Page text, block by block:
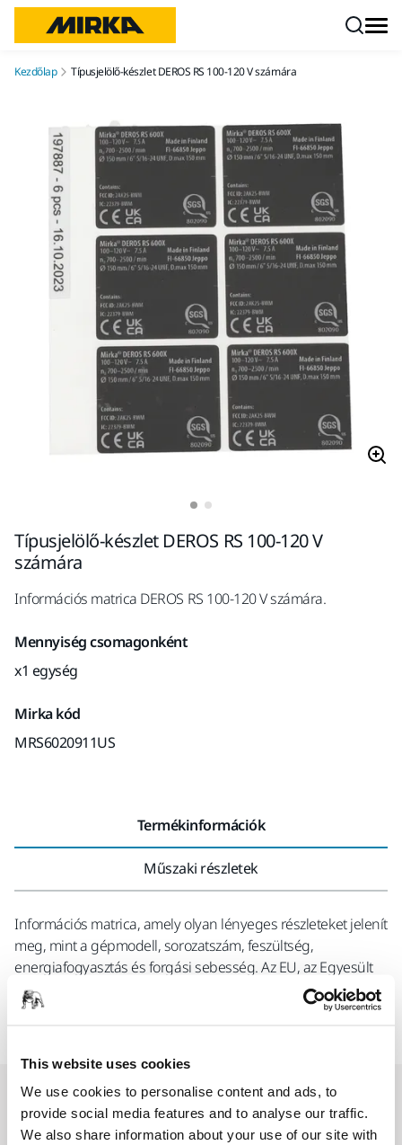
This website uses cookies
We use cookies to personalise content and ads, to
provide social media features and to analyse our traffic.
We also share information about your use of our site with
Kezdőlap Típusjelölő-készlet DEROS RS 100-120 V számára
Típusjelölő-készlet DEROS RS 100-120 V
számára
Információs matrica DEROS RS 100-120 V számára.
Mennyiség csomagonként
x1 egység
Mirka kód
MRS6020911US
Termékinformációk
Műszaki részletek
Információs matrica, amely olyan lényeges részleteket jelenít
meg, mint a gépmodell, sorozatszám, feszültség,
energiafogyasztás és forgási sebesség. Az EU, az Egyesült
Királyság, Kína és Ausztrália/Új-Zéland régióira szabva.
DEROS RS 100-120 V számára.
Kapcsolódó termékek